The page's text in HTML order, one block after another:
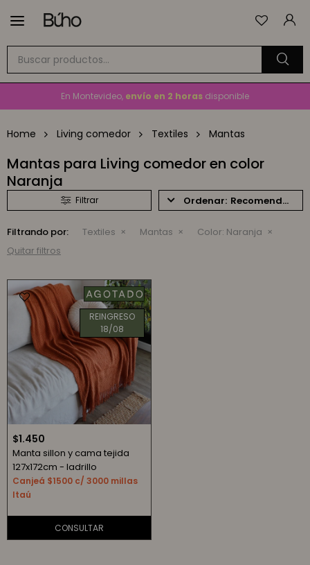

$1.500
por 30 días
Envío GRATISa todo el país en compras mayores a
Home Living comedor Textiles Mantas
Mantas para Living comedor en color
Naranja
Recomendados
Filtrando por: Textiles Mantas Color: Naranja
Quitar filtros
REINGRESO
18/08
$1.450
Manta sillon y cama tejida
127x172cm - ladrillo
Canjeá $1500 c/ 3000 millas
Itaú